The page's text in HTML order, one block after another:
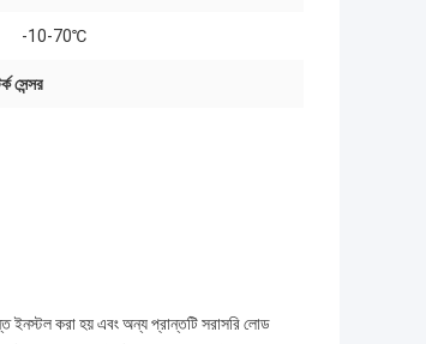
-10-70℃
সেন্সর
ইনস্টল করা হয় এবং অন্য প্রান্তটি সরাসরি লোড